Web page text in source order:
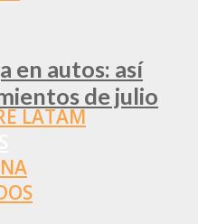
LATAM
en autos: así
de julio